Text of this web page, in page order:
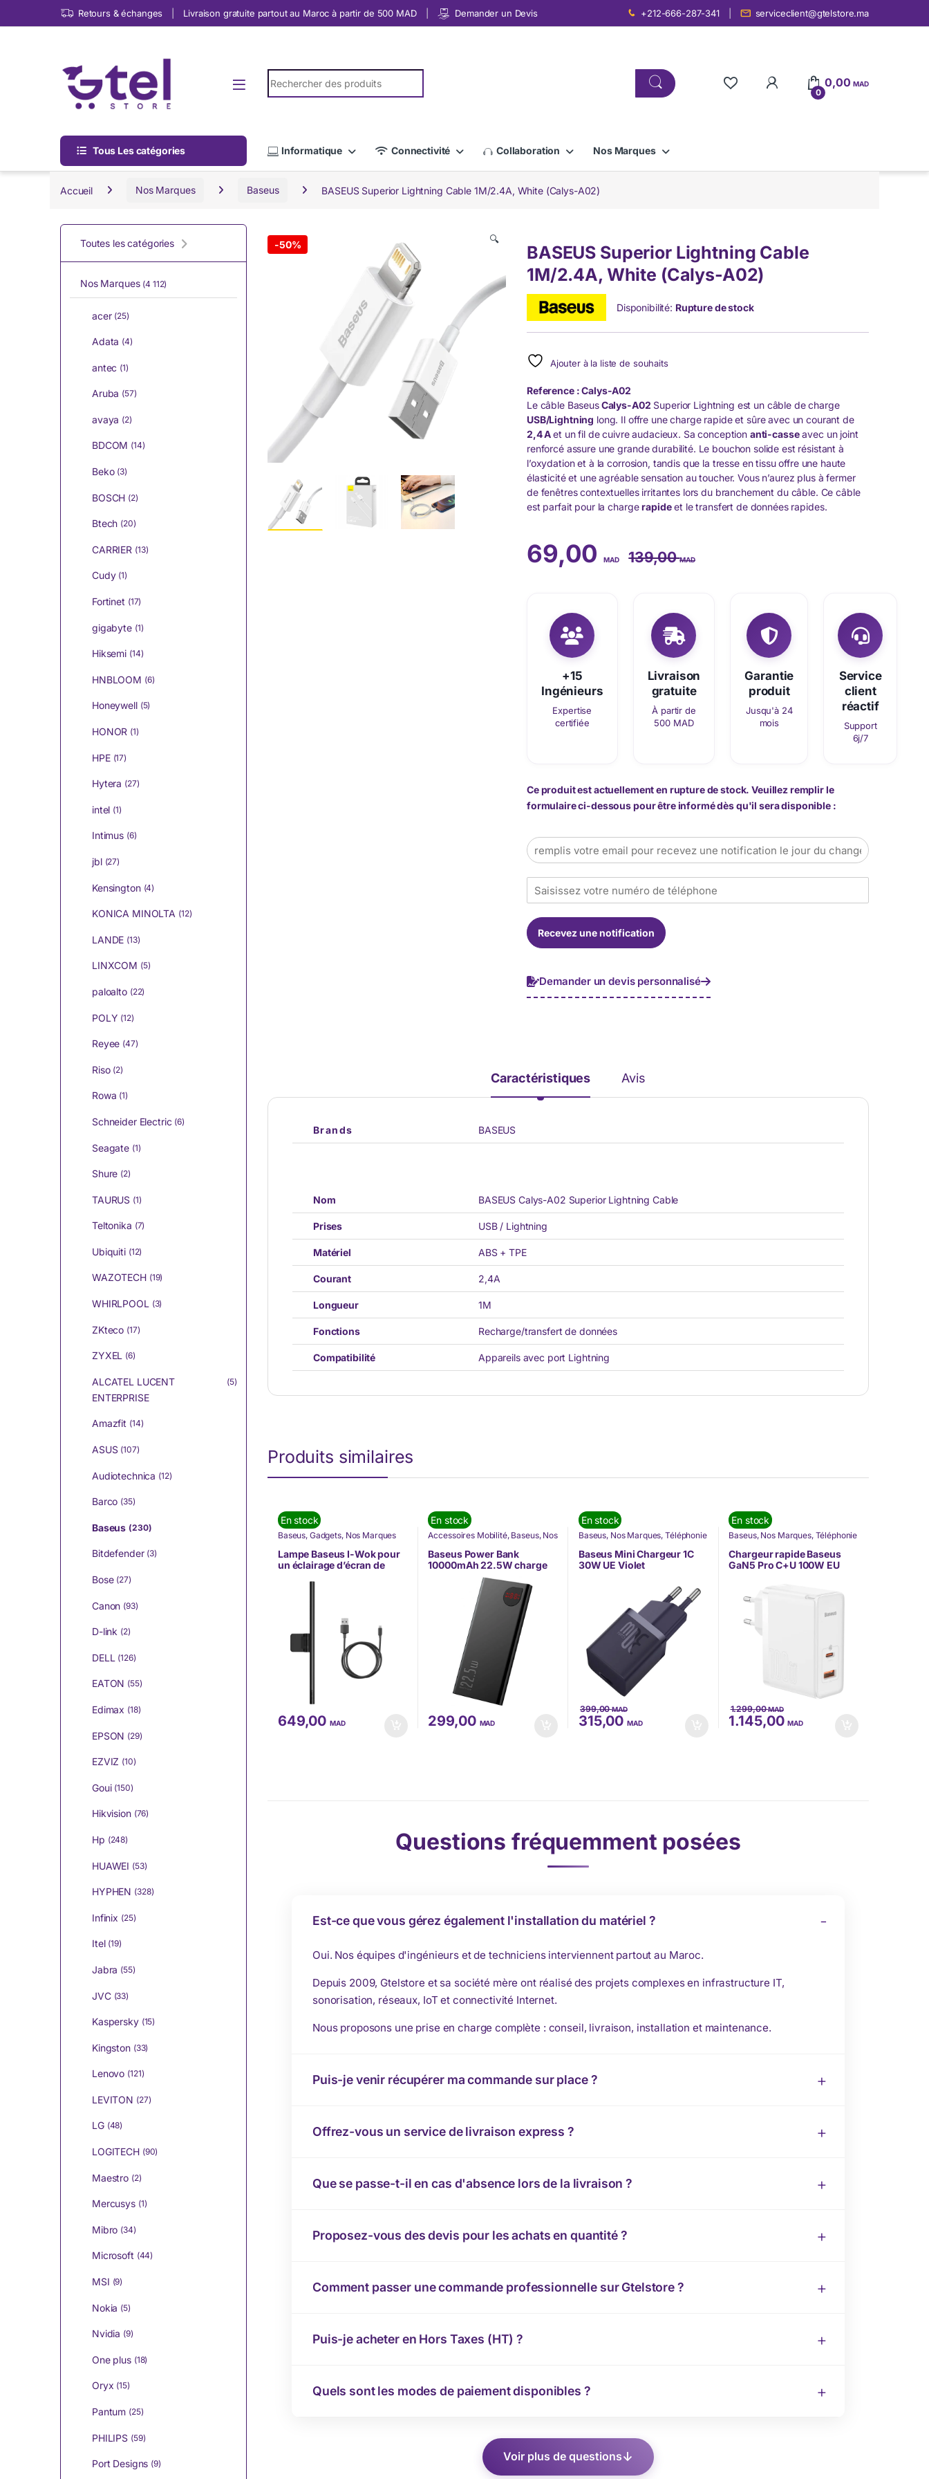
Skip to navigation
Skip to content Retours & échanges Livraison gratuite partout au Maroc à partir de 500 MAD Demander un Devis +212-666-287-341 serviceclient@gtelstore.ma
Search for:
0
0,00MAD
Tous Les catégories Informatique Connectivité Collaboration Nos Marques
Accueil Nos Marques Baseus BASEUS Superior Lightning Cable 1M/2.4A, White (Calys-A02)
-50% 🔍
BASEUS Superior Lightning Cable
1M/2.4A, White (Calys-A02)
Disponibilité: Rupture de stock
Ajouter à la liste de souhaits
Reference : Calys-A02
Le câble BaseusCalys-A02 Superior Lightning est un câble de charge
USB/Lightning long. Il offre une charge rapide et sûre avec un courant de
2,4 Aet un fil de cuivre audacieux. Sa conception anti-casseavec un joint
renforcé assure une grande durabilité. Le bouchon solide est résistant à
l’oxydation et à la corrosion, tandis que la tresse en tissu offre une haute
élasticité et une agréable sensation au toucher. Vous n’aurez plus à fermer
de fenêtres contextuelles irritantes lors du branchement du câble. Ce câble
est parfait pour la chargerapideet le transfert de données rapides.
69,00MAD 139,00MAD
+15
Ingénieurs
Expertise
certifiée
Livraison
gratuite
À partir de
500 MAD
Garantie
produit
Jusqu'à 24
mois
Service
client
réactif
Support
6j/7
Ce produit est actuellement en rupture de stock. Veuillez remplir le
formulaire ci-dessous pour être informé dès qu'il sera disponible :
E
m
é
p
n
e
Recevez une notification
Demander un devis personnalisé
Caractéristiques Avis
Brands BASEUS
Nom BASEUS Calys-A02 Superior Lightning Cable
Prises USB / Lightning
Matériel ABS + TPE
Courant 2,4A
Longueur 1M
Fonctions Recharge/transfert de données
Compatibilité Appareils avec port Lightning
Produits similaires
En stock
Baseus, Gadgets, Nos Marques
Lampe Baseus I-Wok pour
un éclairage d’écran de
649,00MAD
En stock
Accessoires Mobilité, Baseus, Nos
TÉLÉPHONIE
Baseus Power Bank
10000mAh 22.5W charge
rapide à affichage
numérique – PPAD070001
299,00 MAD
En stock
Baseus, Nos Marques,Téléphonie
Baseus Mini Chargeur 1C
30W UE Violet
315,00MAD
399,00MAD
En stock
Baseus, Nos Marques, Téléphonie
Chargeur rapide Baseus
GaN5 Pro C+U 100W EU
1.145,00MAD
1.299,00MAD
Questions fréquemment posées
Est-ce que vous gérez également l'installation du matériel ?
Oui. Nos équipes d'ingénieurs et de techniciens interviennent partout au Maroc.
Depuis 2009, Gtelstore et sa société mère ont réalisé des projets complexes en infrastructure IT,
sonorisation, réseaux, IoT et connectivité Internet.
Nous proposons une prise en charge complète : conseil, livraison, installation et maintenance.
Puis-je venir récupérer ma commande sur place ?
Offrez-vous un service de livraison express ?
Que se passe-t-il en cas d'absence lors de la livraison ?
Proposez-vous des devis pour les achats en quantité ?
Comment passer une commande professionnelle sur Gtelstore ?
Puis-je acheter en Hors Taxes (HT) ?
Quels sont les modes de paiement disponibles ?
Voir plus de questions
Toutes les catégories
Nos Marques (4 112)
acer (25)
Adata (4)
antec (1)
Aruba (57)
avaya (2)
BDCOM (14)
Beko (3)
BOSCH (2)
Btech (20)
CARRIER (13)
Cudy (1)
Fortinet (17)
gigabyte (1)
Hiksemi (14)
HNBLOOM (6)
Honeywell (5)
HONOR (1)
HPE (17)
Hytera (27)
intel (1)
Intimus (6)
jbl (27)
Kensington (4)
KONICA MINOLTA (12)
LANDE (13)
LINXCOM (5)
paloalto (22)
POLY (12)
Reyee (47)
Riso (2)
Rowa (1)
Schneider Electric (6)
Seagate (1)
Shure (2)
TAURUS (1)
Teltonika (7)
Ubiquiti (12)
WAZOTECH (19)
WHIRLPOOL (3)
ZKteco (17)
ZYXEL (6)
ALCATEL LUCENT
ENTERPRISE
(5)
Amazfit (14)
ASUS (107)
Audiotechnica (12)
Barco (35)
Baseus (230)
Bitdefender (3)
Bose (27)
Canon (93)
D-link (2)
DELL (126)
EATON (55)
Edimax (18)
EPSON (29)
EZVIZ (10)
Goui (150)
Hikvision (76)
Hp (248)
HUAWEI (53)
HYPHEN (328)
Infinix (25)
Itel (19)
Jabra (55)
JVC (33)
Kaspersky (15)
Kingston (33)
Lenovo (121)
LEVITON (27)
LG (48)
LOGITECH (90)
Maestro (2)
Mercusys (1)
Mibro (34)
Microsoft (44)
MSI (9)
Nokia (5)
Nvidia (9)
One plus (18)
Oryx (15)
Pantum (25)
PHILIPS (59)
Port Designs (9)